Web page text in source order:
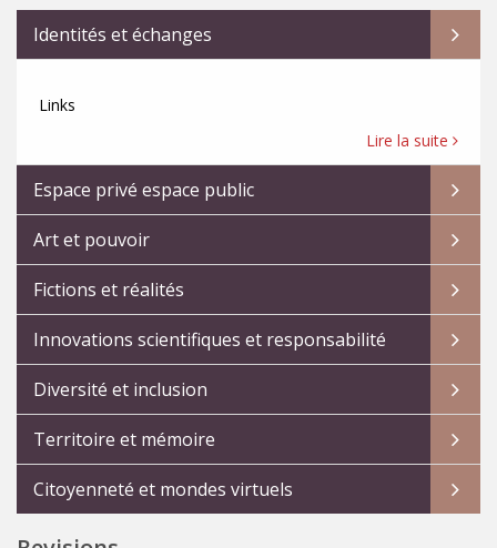
Identités et échanges
Links
Lire la suite
Espace privé espace public
Art et pouvoir
Fictions et réalités
Innovations scientifiques et responsabilité
Diversité et inclusion
Territoire et mémoire
Citoyenneté et mondes virtuels